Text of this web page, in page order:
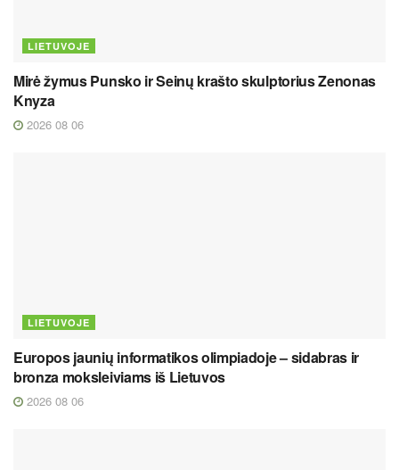
LIETUVOJE
Mirė žymus Punsko ir Seinų krašto skulptorius Zenonas
Knyza
2026 08 06
LIETUVOJE
Europos jaunių informatikos olimpiadoje – sidabras ir
bronza moksleiviams iš Lietuvos
2026 08 06